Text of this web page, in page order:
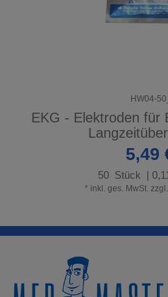
HW04-
EKG - Elektroden für
5,49
50 Stück |
* inkl. ges. MwSt. zzgl.